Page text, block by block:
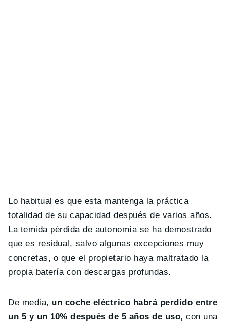
Lo habitual es que esta mantenga la práctica
totalidad de su capacidad después de varios años.
La temida pérdida de autonomía se ha demostrado
que es residual, salvo algunas excepciones muy
concretas, o que el propietario haya maltratado la
propia batería con descargas profundas.
De media, un coche eléctrico habrá perdido entre
un 5 y un 10% después de 5 años de uso, con una